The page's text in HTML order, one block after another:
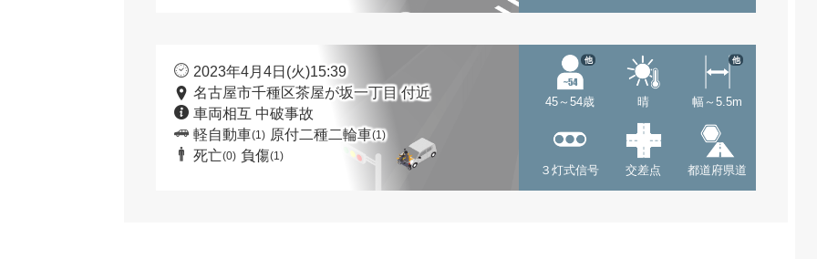
2023年4月4日(火)15:39
名古屋市千種区茶屋が坂一丁目 付近
車両相互 中破事故
軽自動車(1) 原付二種二輪車(1)
死亡(0) 負傷(1)
45～54歳
他
晴 幅～5.5m
他
３灯式信号 交差点 都道府県道